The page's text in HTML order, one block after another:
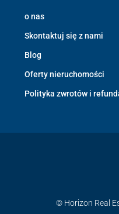
o nas
Skontaktuj się z nami
Blog
Oferty nieruchomości
Polityka zwrotów i
© Horizon Real